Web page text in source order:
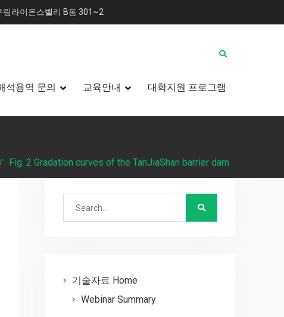
라이온스밸리 B동 301~2
석용역 문의 교육안내 대학지원 프로그램
Fig. 2 Gradation curves of the TanJiaShan barrier dam
기술자료 Home
Webinar Summary